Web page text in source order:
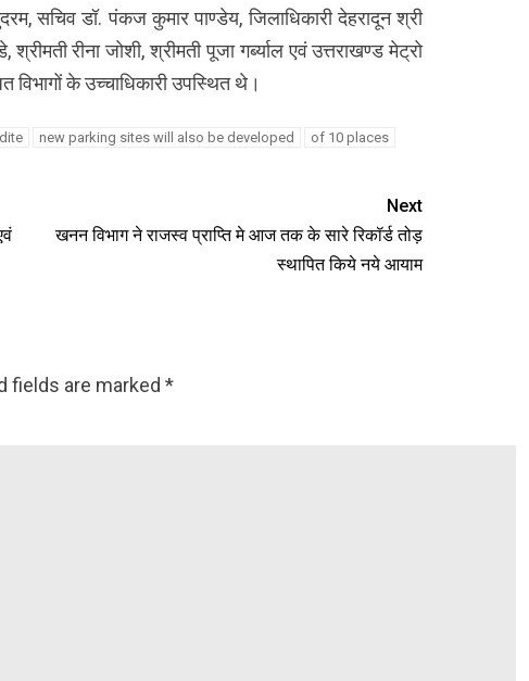
सचिव डॉ. पंकज कुमार पाण्डेय, जिलाधिकारी देहरादून श्री
रीना जोशी, श्रीमती पूजा गर्ब्याल एवं उत्तराखण्ड मेट्रो
विभागों के उच्चाधिकारी उपस्थित थे।
new parking sites will also be developed
of 10 places
Next
खनन विभाग ने राजस्व प्राप्ति मे आज तक के सारे रिकॉर्ड तोड़
स्थापित किये नये आयाम
fields are marked *